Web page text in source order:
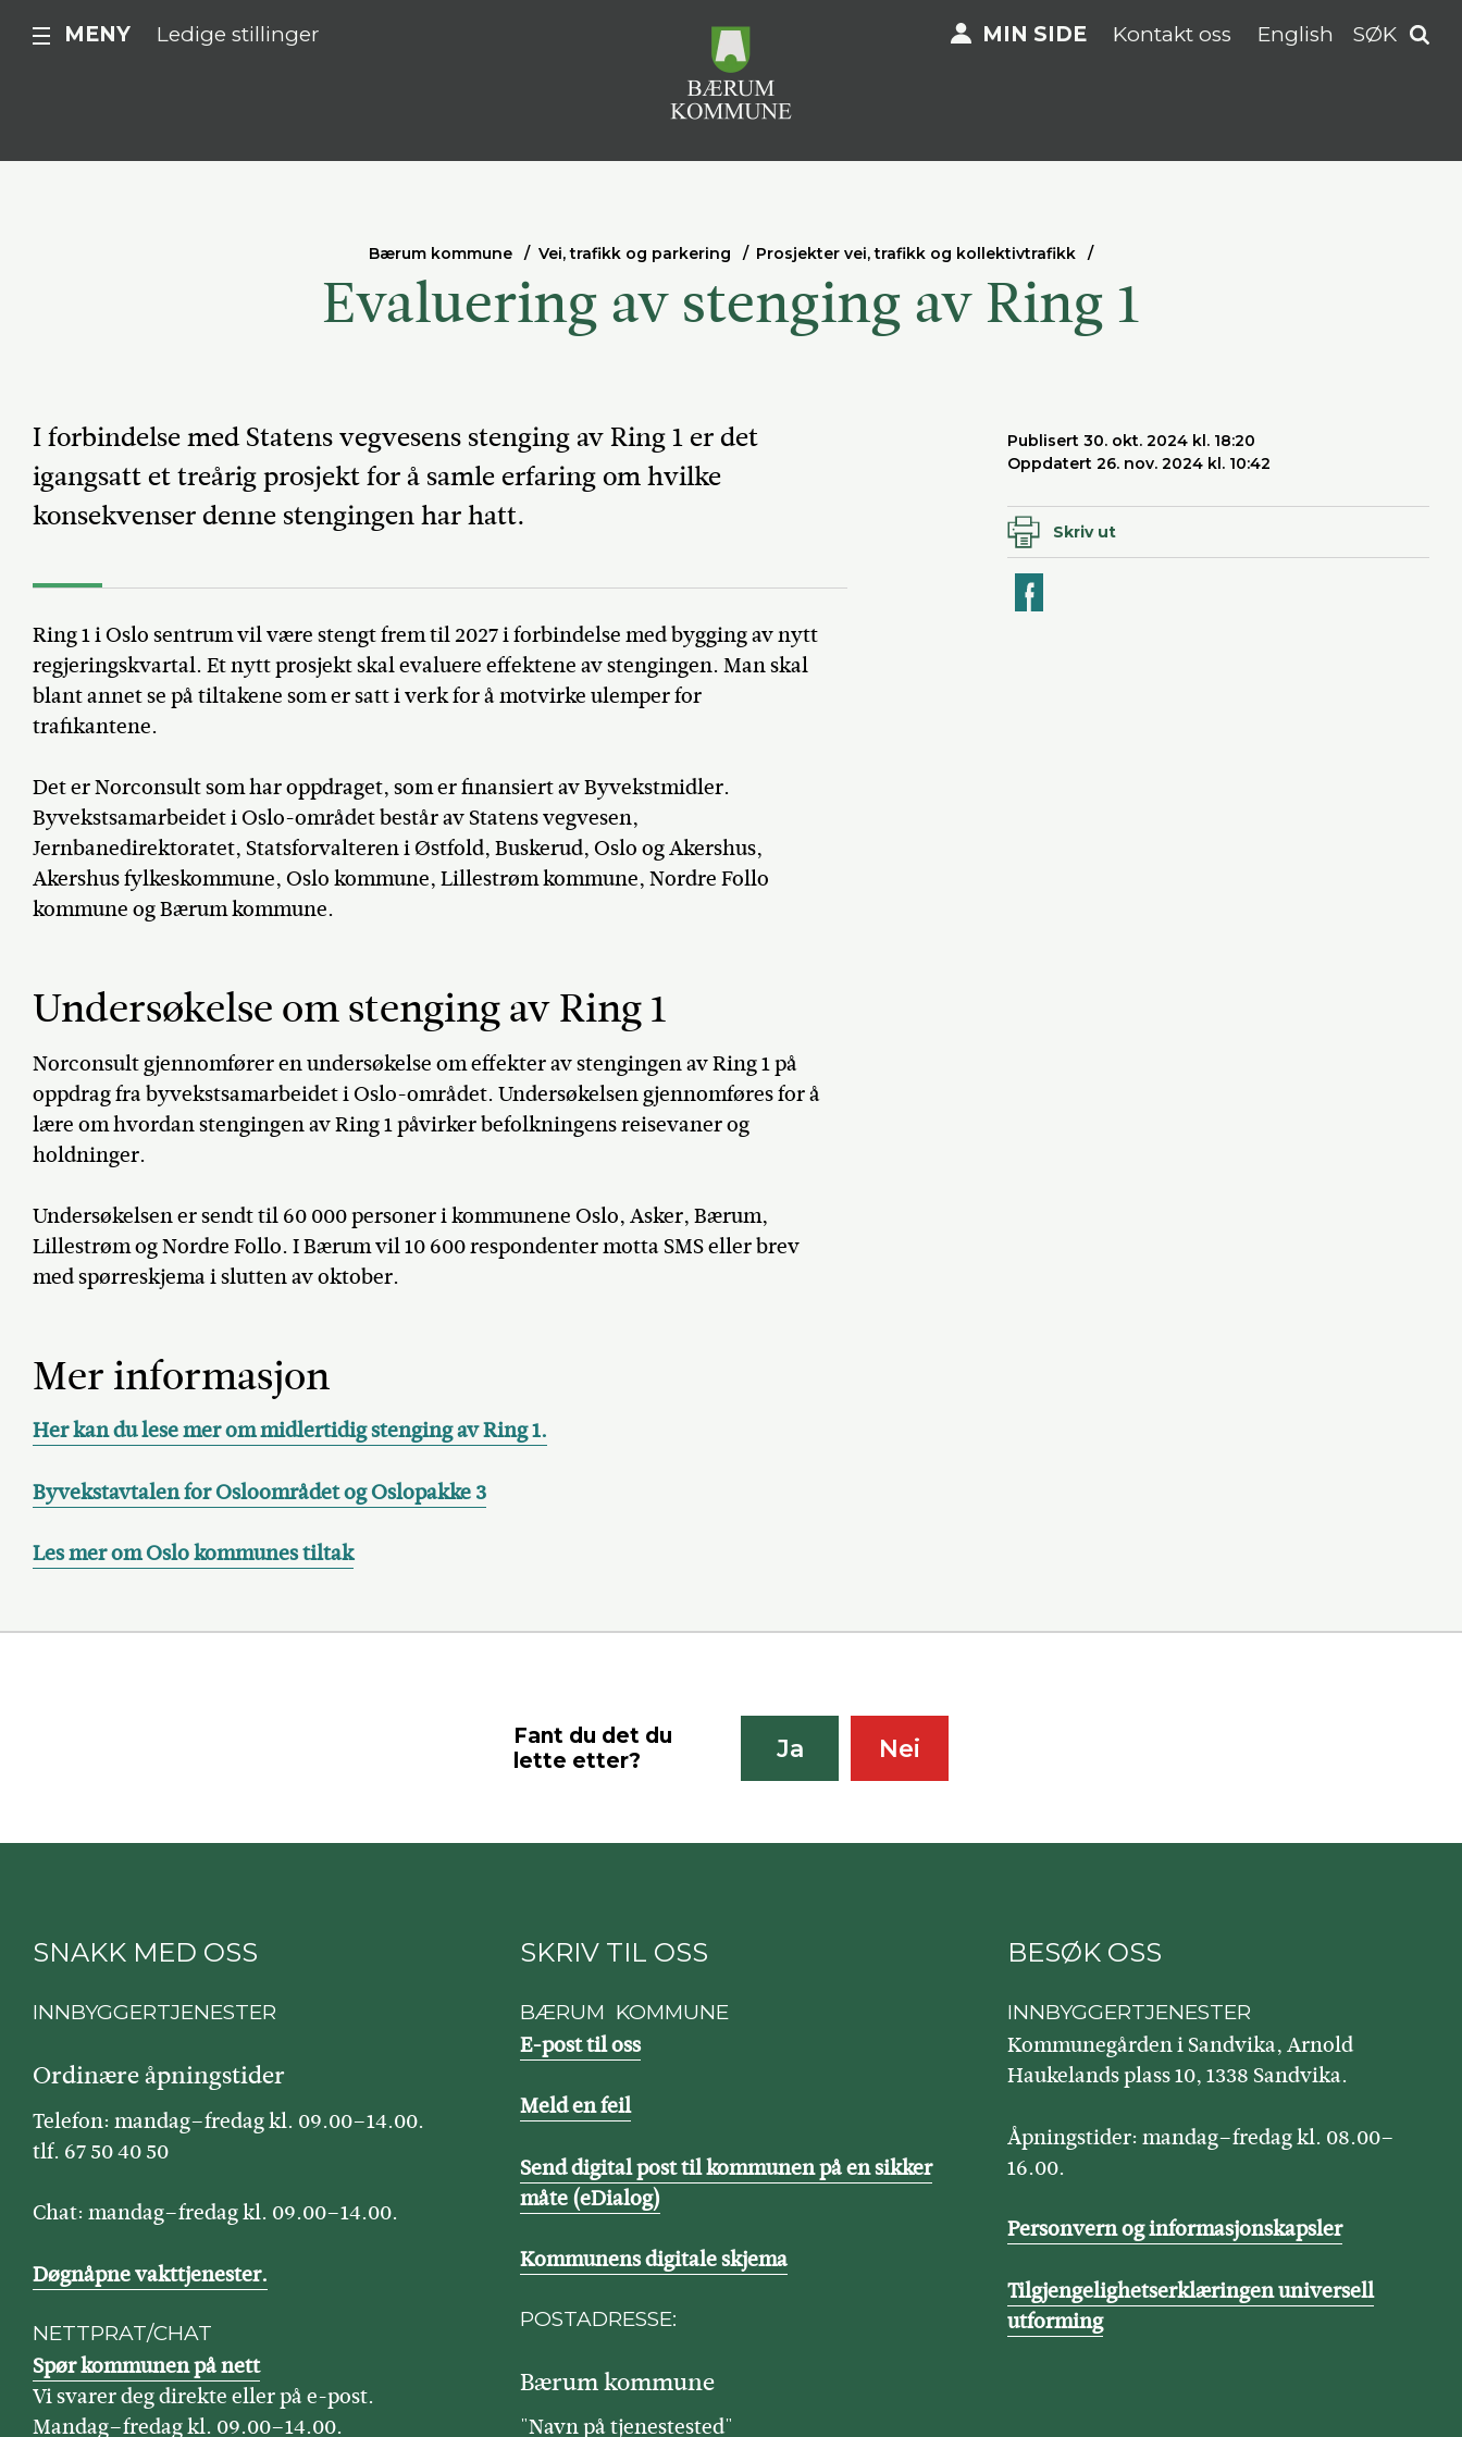
MENY Ledige stillinger MIN SIDE Kontakt oss English SØK
Bærum kommune Vei, trafikk og parkering Prosjekter vei, trafikk og kollektivtrafikk
Evaluering av stenging av Ring 1
I forbindelse med Statens vegvesens stenging av Ring 1 er det
igangsatt et treårig prosjekt for å samle erfaring om hvilke
konsekvenser denne stengingen har hatt.
Publisert 30. okt. 2024 kl. 18:20
Oppdatert 26. nov. 2024 kl. 10:42
Skriv ut
Ring 1 i Oslo sentrum vil være stengt frem til 2027 i forbindelse med bygging av nytt
regjeringskvartal. Et nytt prosjekt skal evaluere effektene av stengingen. Man skal
blant annet se på tiltakene som er satt i verk for å motvirke ulemper for
trafikantene.
Det er Norconsult som har oppdraget, som er finansiert av Byvekstmidler.
Byvekstsamarbeidet i Oslo-området består av Statens vegvesen,
Jernbanedirektoratet, Statsforvalteren i Østfold, Buskerud, Oslo og Akershus,
Akershus fylkeskommune, Oslo kommune, Lillestrøm kommune, Nordre Follo
kommune og Bærum kommune.
Undersøkelse om stenging av Ring 1
Norconsult gjennomfører en undersøkelse om effekter av stengingen av Ring 1 på
oppdrag fra byvekstsamarbeidet i Oslo-området. Undersøkelsen gjennomføres for å
lære om hvordan stengingen av Ring 1 påvirker befolkningens reisevaner og
holdninger.
Undersøkelsen er sendt til 60 000 personer i kommunene Oslo, Asker, Bærum,
Lillestrøm og Nordre Follo. I Bærum vil 10 600 respondenter motta SMS eller brev
med spørreskjema i slutten av oktober.
Mer informasjon
Her kan du lese mer om midlertidig stenging av Ring 1.
Byvekstavtalen for Osloområdet og Oslopakke 3
Les mer om Oslo kommunes tiltak
Fant du det du
lette etter?
Ja Nei
SNAKK MED OSS
INNBYGGERTJENESTER
Ordinære åpningstider
Telefon: mandag–fredag kl. 09.00–14.00.
tlf. 67 50 40 50
Chat: mandag–fredag kl. 09.00–14.00.
Døgnåpne vakttjenester.
NETTPRAT/CHAT
Spør kommunen på nett
Vi svarer deg direkte eller på e-post.
Mandag–fredag kl. 09.00–14.00.
SKRIV TIL OSS
BÆRUM KOMMUNE
E-post til oss
Meld en feil
Send digital post til kommunen på en sikker
måte (eDialog)
Kommunens digitale skjema
POSTADRESSE:
Bærum kommune
"Navn på tjenestested"
BESØK OSS
INNBYGGERTJENESTER
Kommunegården i Sandvika, Arnold
Haukelands plass 10, 1338 Sandvika.
Åpningstider: mandag–fredag kl. 08.00–
16.00.
Personvern og informasjonskapsler
Tilgjengelighetserklæringen universell
utforming